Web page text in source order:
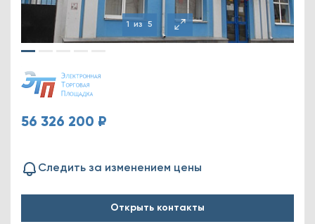
1 из 5
56 326 200 ₽
Следить за изменением цены
Открыть контакты